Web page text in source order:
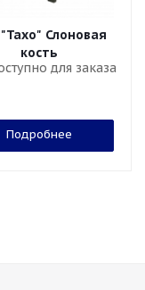
Слоновая
кость
для заказа
Подробнее